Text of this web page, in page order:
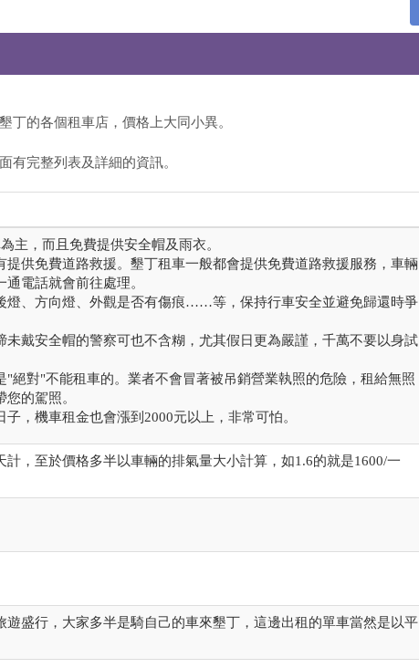
丁的各個租車店，價格上大同小異。
面有完整列表及詳細的資訊。
主，而且免費提供安全帽及雨衣。
提供免費道路救援。墾丁租車一般都會提供免費道路救援服務，車輛
電話就會前往處理。
燈、方向燈、外觀是否有傷痕……等，保持行車安全並避免歸還時爭
未戴安全帽的警察可也不含糊，尤其假日更為嚴謹，千萬不要以身試
"絕對"不能租車的。業者不會冒著被吊銷營業執照的危險，租給無照
的駕照。
，機車租金也會漲到2000元以上，非常可怕。
計，至於價格多半以車輛的排氣量大小計算，如1.6的就是1600/一
遊盛行，大家多半是騎自己的車來墾丁，這邊出租的單車當然是以平